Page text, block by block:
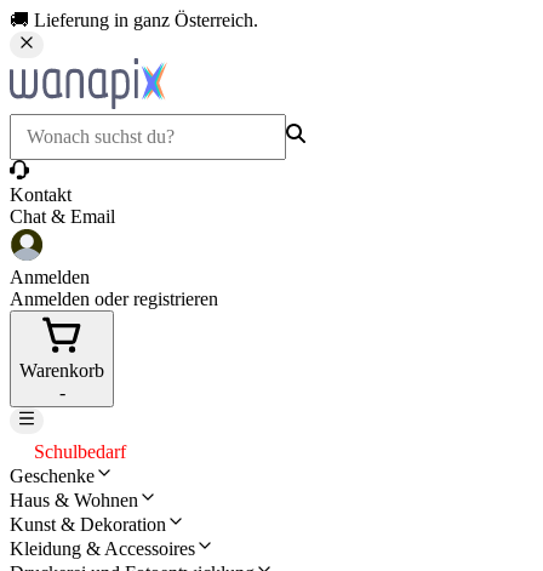
🚚 Lieferung in ganz Österreich.
Kontakt
Chat & Email
Anmelden
Anmelden oder registrieren
Warenkorb
-
Schulbedarf
Geschenke
Haus & Wohnen
Kunst & Dekoration
Kleidung & Accessoires